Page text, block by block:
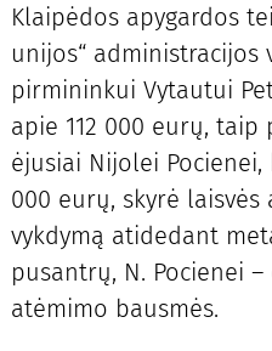
Klaipėdos apygardos
unijos“ administracijos
pirmininkui Vytautui
apie 112 000 eurų,
ėjusiai Nijolei
000 eurų, skyrė
vykdymą atidedant
pusantrų, N. Pocienei
atėmimo bausmės.